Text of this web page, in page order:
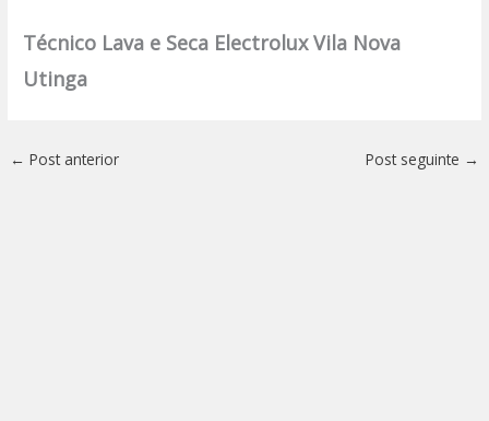
Técnico Lava e Seca Electrolux Vila Nova
Utinga
← Post anterior Post seguinte →